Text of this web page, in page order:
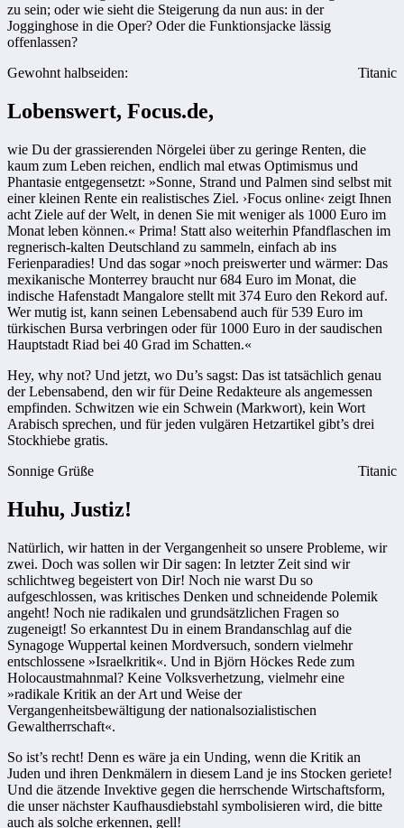
zu sein; oder wie sieht die Steigerung da nun aus: in der
Jogginghose in die Oper? Oder die Funktionsjacke lässig
offenlassen?
Gewohnt halbseiden:
Titanic
Lobenswert, Focus.de,
wie Du der grassierenden Nörgelei über zu geringe Renten, die
kaum zum Leben reichen, endlich mal etwas Optimismus und
Phantasie entgegensetzt: »Sonne, Strand und Palmen sind selbst mit
einer kleinen Rente ein realistisches Ziel. ›Focus online‹ zeigt Ihnen
acht Ziele auf der Welt, in denen Sie mit weniger als 1000 Euro im
Monat leben können.« Prima! Statt also weiterhin Pfandflaschen im
regnerisch-kalten Deutschland zu sammeln, einfach ab ins
Ferienparadies! Und das sogar »noch preiswerter und wärmer: Das
mexikanische Monterrey braucht nur 684 Euro im Monat, die
indische Hafenstadt Mangalore stellt mit 374 Euro den Rekord auf.
Wer mutig ist, kann seinen Lebensabend auch für 539 Euro im
türkischen Bursa verbringen oder für 1000 Euro in der saudischen
Hauptstadt Riad bei 40 Grad im Schatten.«
Hey, why not? Und jetzt, wo Du’s sagst: Das ist tatsächlich genau
der Lebensabend, den wir für Deine Redakteure als angemessen
empfinden. Schwitzen wie ein Schwein (Markwort), kein Wort
Arabisch sprechen, und für jeden vulgären Hetzartikel gibt’s drei
Stockhiebe gratis.
Sonnige Grüße
Titanic
Huhu, Justiz!
Natürlich, wir hatten in der Vergangenheit so unsere Probleme, wir
zwei. Doch was sollen wir Dir sagen: In letzter Zeit sind wir
schlichtweg begeistert von Dir! Noch nie warst Du so
aufgeschlossen, was kritisches Denken und schneidende Polemik
angeht! Noch nie radikalen und grundsätzlichen Fragen so
zugeneigt! So erkanntest Du in einem Brandanschlag auf die
Synagoge Wuppertal keinen Mordversuch, sondern vielmehr
entschlossene »Israelkritik«. Und in Björn Höckes Rede zum
Holocaustmahnmal? Keine Volksverhetzung, vielmehr eine
»radikale Kritik an der Art und Weise der
Vergangenheitsbewältigung der nationalsozialistischen
Gewaltherrschaft«.
So ist’s recht! Denn es wäre ja ein Unding, wenn die Kritik an
Juden und ihren Denkmälern in diesem Land je ins Stocken geriete!
Und die ätzende Invektive gegen die herrschende Wirtschaftsform,
die unser nächster Kaufhausdiebstahl symbolisieren wird, die bitte
auch als solche erkennen, gell!